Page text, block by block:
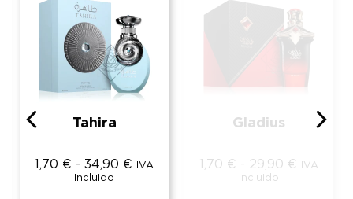
Tahira
1,70 € - 34,90 €
IVA
Incluido
Gladius
1,70 € - 29,90 €
IVA
Incluido